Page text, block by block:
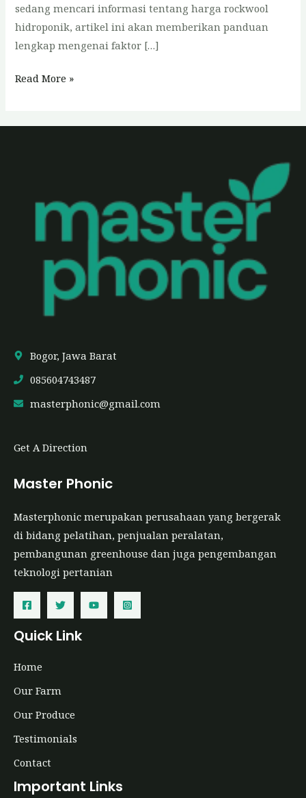
sedang mencari informasi tentang harga rockwool
hidroponik, artikel ini akan memberikan panduan
lengkap mengenai faktor […]
Harga
Read More »
Bogor, Jawa Barat
085604743487
masterphonic@gmail.com
Get A Direction
Master Phonic
Masterphonic merupakan perusahaan yang bergerak
di bidang pelatihan, penjualan peralatan,
pembangunan greenhouse dan juga pengembangan
teknologi pertanian
Quick Link
Home
Our Farm
Our Produce
Testimonials
Contact
Important Links